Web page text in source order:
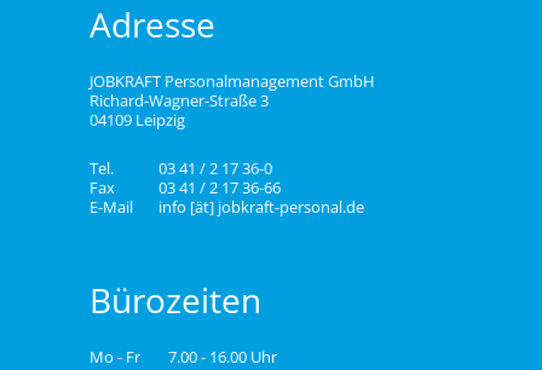
Adresse
JOBKRAFT Personalmanagement GmbH
Richard-Wagner-Straße 3
04109 Leipzig
Tel.
03 41 / 2 17 36-0
Fax
03 41 / 2 17 36-66
E-Mail
info [ät] jobkraft-personal.de
Bürozeiten
Mo - Fr 7.00 - 16.00 Uhr